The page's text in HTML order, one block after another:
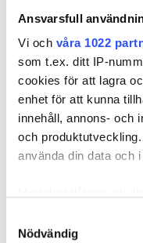
Ansvarsfull
Vi och våra 1022
som t.ex. ditt IP-
cookies för att lagra
enhet för att kunna
innehåll, annons- och
och
använda din data och
som kan ha en
Nödvändig
och hyresgästen är
ordning inom
Vårdplikten kan
hyresgästen har en
lägenheten handla
uppkommer ett
det uppstår risker
som till exempel